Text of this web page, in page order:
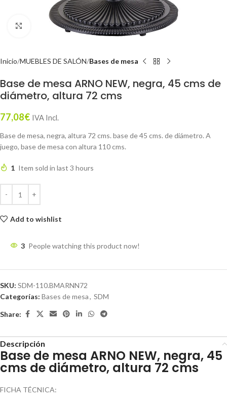
Click to enlarge
Inicio MUEBLES DE SALÓN Bases de mesa
Base de mesa ARNO NEW, negra, 45 cms de
diámetro, altura 72 cms
77,08€ IVA Incl.
Base de mesa, negra, altura 72 cms. base de 45 cms. de diámetro. A
juego, base de mesa con altura 110 cms.
1 Item sold in last 3 hours
Add to wishlist
3 People watching this product now!
SKU: SDM-110.BMARNN72
Categorías: Bases de mesa, SDM
Share:
Descripción
Base de mesa ARNO NEW, negra, 45
cms de diámetro, altura 72 cms
FICHA TÉCNICA: